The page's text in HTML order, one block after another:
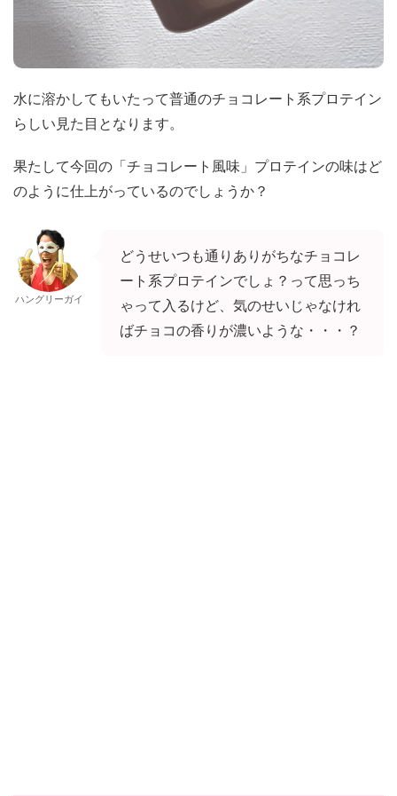
水に溶かしてもいたって普通のチョコレート系プロテイン
らしい見た目となります。
果たして今回の「チョコレート風味」プロテインの味はど
のように仕上がっているのでしょうか？
ハングリーガイ
どうせいつも通りありがちなチョコレ
ート系プロテインでしょ？って思っち
ゃって入るけど、気のせいじゃなけれ
ばチョコの香りが濃いような・・・？